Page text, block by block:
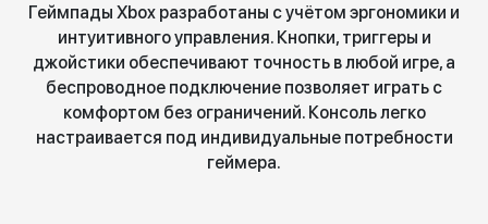
Геймпады Xbox разработаны с учётом эргономики и
интуитивного управления. Кнопки, триггеры и
джойстики обеспечивают точность в любой игре, а
беспроводное подключение позволяет играть с
комфортом без ограничений. Консоль легко
настраивается под индивидуальные потребности
геймера.